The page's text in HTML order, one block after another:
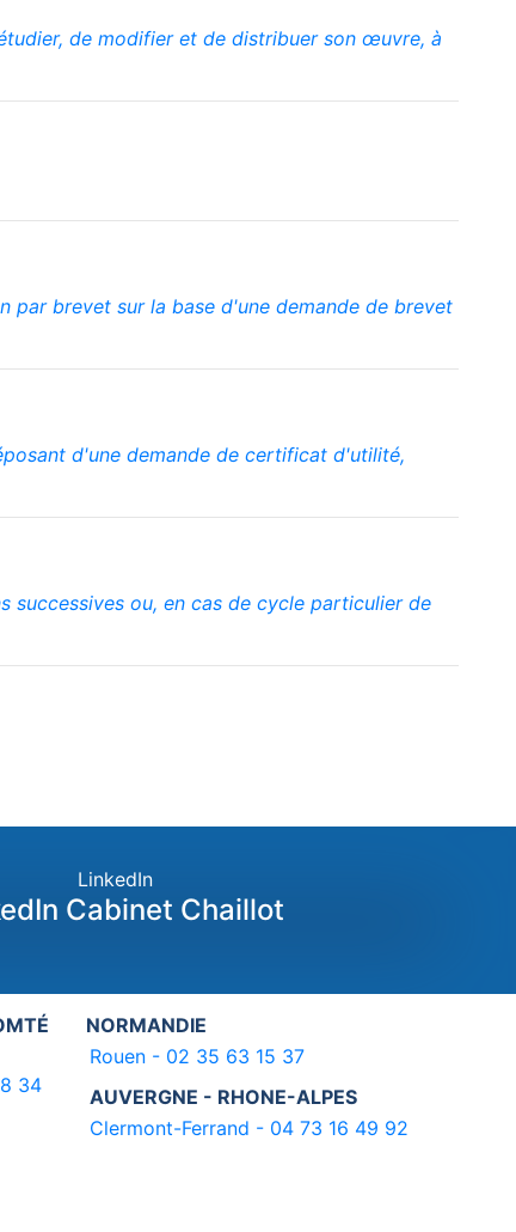
de modifier et de distribuer son œuvre, à
par brevet sur la base d'une demande de brevet
d'une demande de certificat d'utilité,
ou, en cas de cycle particulier de
LinkedIn
Cabinet Chaillot
34
NORMANDIE
Rouen - 02 35 63 15 37
AUVERGNE - RHONE-ALPES
Clermont-Ferrand - 04 73 16 49 92